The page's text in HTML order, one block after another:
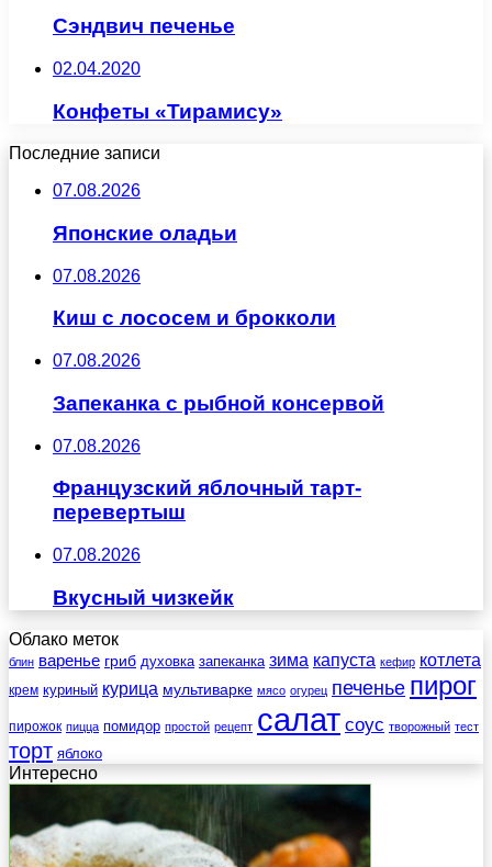
Сэндвич печенье
02.04.2020
Конфеты «Тирамису»
Последние записи
07.08.2026
Японские оладьи
07.08.2026
Киш с лососем и брокколи
07.08.2026
Запеканка с рыбной консервой
07.08.2026
Французский яблочный тарт-
перевертыш
07.08.2026
Вкусный чизкейк
Облако меток
блин варенье гриб духовка запеканка зима капуста кефир котлета
крем куриный курица мультиварке мясо огурец печенье пирог
пирожок пицца помидор простой рецепт салат соус творожный тест
торт яблоко
Интересно